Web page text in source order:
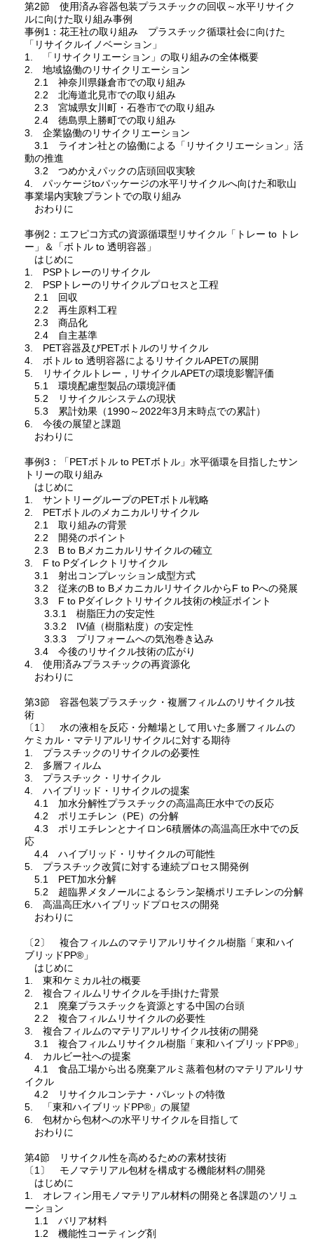
第2節 使用済み容器包装プラスチックの回収～水平リサイク
ルに向けた取り組み事例
事例1：花王社の取り組み プラスチック循環社会に向けた
「リサイクルイノベーション」
1. 「リサイクリエーション」の取り組みの全体概要
2. 地域協働のリサイクリエーション
2.1 神奈川県鎌倉市での取り組み
2.2 北海道北見市での取り組み
2.3 宮城県女川町・石巻市での取り組み
2.4 徳島県上勝町での取り組み
3. 企業協働のリサイクリエーション
3.1 ライオン社との協働による「リサイクリエーション」活
動の推進
3.2 つめかえパックの店頭回収実験
4. パッケージtoパッケージの水平リサイクルへ向けた和歌山
事業場内実験プラントでの取り組み
おわりに
事例2：エフピコ方式の資源循環型リサイクル「トレー to トレ
ー」＆「ボトル to 透明容器」
はじめに
1. PSPトレーのリサイクル
2. PSPトレーのリサイクルプロセスと工程
2.1 回収
2.2 再生原料工程
2.3 商品化
2.4 自主基準
3. PET容器及びPETボトルのリサイクル
4. ボトル to 透明容器によるリサイクルAPETの展開
5. リサイクルトレー，リサイクルAPETの環境影響評価
5.1 環境配慮型製品の環境評価
5.2 リサイクルシステムの現状
5.3 累計効果（1990～2022年3月末時点での累計）
6. 今後の展望と課題
おわりに
事例3：「PETボトル to PETボトル」水平循環を目指したサン
トリーの取り組み
はじめに
1. サントリーグループのPETボトル戦略
2. PETボトルのメカニカルリサイクル
2.1 取り組みの背景
2.2 開発のポイント
2.3 B to Bメカニカルリサイクルの確立
3. F to Pダイレクトリサイクル
3.1 射出コンプレッション成型方式
3.2 従来のB to BメカニカルリサイクルからF to Pへの発展
3.3 F to Pダイレクトリサイクル技術の検証ポイント
3.3.1 樹脂圧力の安定性
3.3.2 IV値（樹脂粘度）の安定性
3.3.3 プリフォームへの気泡巻き込み
3.4 今後のリサイクル技術の広がり
4. 使用済みプラスチックの再資源化
おわりに
第3節 容器包装プラスチック・複層フィルムのリサイクル技
術
〔1〕 水の液相を反応・分離場として用いた多層フィルムの
ケミカル・マテリアルリサイクルに対する期待
1. プラスチックのリサイクルの必要性
2. 多層フィルム
3. プラスチック・リサイクル
4. ハイブリッド・リサイクルの提案
4.1 加水分解性プラスチックの高温高圧水中での反応
4.2 ポリエチレン（PE）の分解
4.3 ポリエチレンとナイロン6積層体の高温高圧水中での反
応
4.4 ハイブリッド・リサイクルの可能性
5. プラスチック改質に対する連続プロセス開発例
5.1 PET加水分解
5.2 超臨界メタノールによるシラン架橋ポリエチレンの分解
6. 高温高圧水ハイブリッドプロセスの開発
おわりに
〔2〕 複合フィルムのマテリアルリサイクル樹脂「東和ハイ
ブリッドPP®」
はじめに
1. 東和ケミカル社の概要
2. 複合フィルムリサイクルを手掛けた背景
2.1 廃棄プラスチックを資源とする中国の台頭
2.2 複合フィルムリサイクルの必要性
3. 複合フィルムのマテリアルリサイクル技術の開発
3.1 複合フィルムリサイクル樹脂「東和ハイブリッドPP®」
4. カルビー社への提案
4.1 食品工場から出る廃棄アルミ蒸着包材のマテリアルリサ
イクル
4.2 リサイクルコンテナ・パレットの特徴
5. 「東和ハイブリッドPP®」の展望
6. 包材から包材への水平リサイクルを目指して
おわりに
第4節 リサイクル性を高めるための素材技術
〔1〕 モノマテリアル包材を構成する機能材料の開発
はじめに
1. オレフィン用モノマテリアル材料の開発と各課題のソリュ
ーション
1.1 バリア材料
1.2 機能性コーティング剤